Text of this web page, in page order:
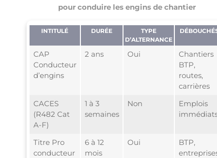
pour conduire les engins de chantier
INTITULÉ DURÉE
TYPE
D’ALTERNANCE
CAP
Conducteur
d’engins
2 ans Oui
Chantiers
BTP,
routes,
carrières
CACES
(R482 Cat
A-F)
1 à 3
semaines
Non
Emplois
Titre Pro
conducteur
6 à 12
mois
Oui
BTP,